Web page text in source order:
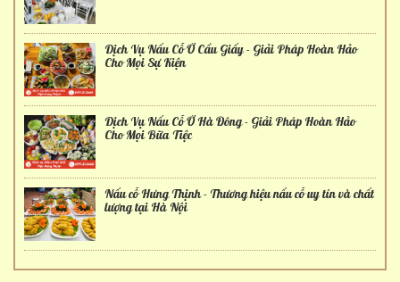
Dịch Vụ Nấu Cỗ Ở Cầu Giấy - Giải Pháp Hoàn Hảo
Cho Mọi Sự Kiện
Dịch Vụ Nấu Cỗ Ở Hà Đông - Giải Pháp Hoàn Hảo
Cho Mọi Bữa Tiệc
Nấu cỗ Hưng Thịnh - Thương hiệu nấu cỗ uy tín và chất
lượng tại Hà Nội